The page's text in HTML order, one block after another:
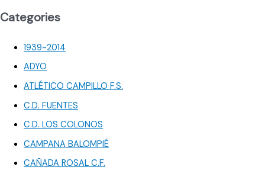
Categories
1939-2014
ADYO
ATLÉTICO CAMPILLO F.S.
C.D. FUENTES
C.D. LOS COLONOS
CAMPANA BALOMPIÉ
CAÑADA ROSAL C.F.